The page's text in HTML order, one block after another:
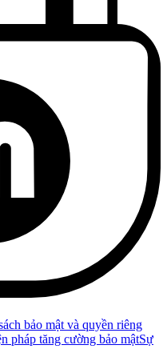
bảo mật và quyền riêng
pháp tăng cường bảo mậtSự